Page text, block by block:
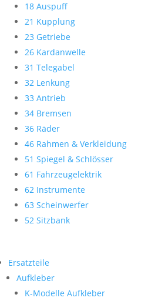
18 Auspuff
21 Kupplung
23 Getriebe
26 Kardanwelle
31 Telegabel
32 Lenkung
33 Antrieb
34 Bremsen
36 Räder
46 Rahmen & Verkleidung
51 Spiegel & Schlösser
61 Fahrzeugelektrik
62 Instrumente
63 Scheinwerfer
52 Sitzbank
Ersatzteile
Aufkleber
K-Modelle Aufkleber